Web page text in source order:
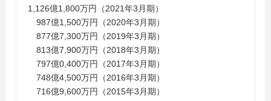
1,126億1,800万円（2021年3月期）
987億1,500万円（2020年3月期）
877億7,300万円（2019年3月期）
813億7,900万円（2018年3月期）
797億0,400万円（2017年3月期）
748億4,500万円（2016年3月期）
716億9,600万円（2015年3月期）